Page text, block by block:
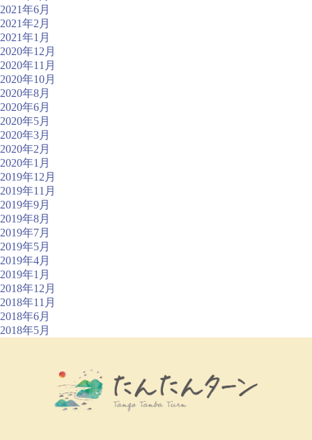
2021年6月
2021年2月
2021年1月
2020年12月
2020年11月
2020年10月
2020年8月
2020年6月
2020年5月
2020年3月
2020年2月
2020年1月
2019年12月
2019年11月
2019年9月
2019年8月
2019年7月
2019年5月
2019年4月
2019年1月
2018年12月
2018年11月
2018年6月
2018年5月